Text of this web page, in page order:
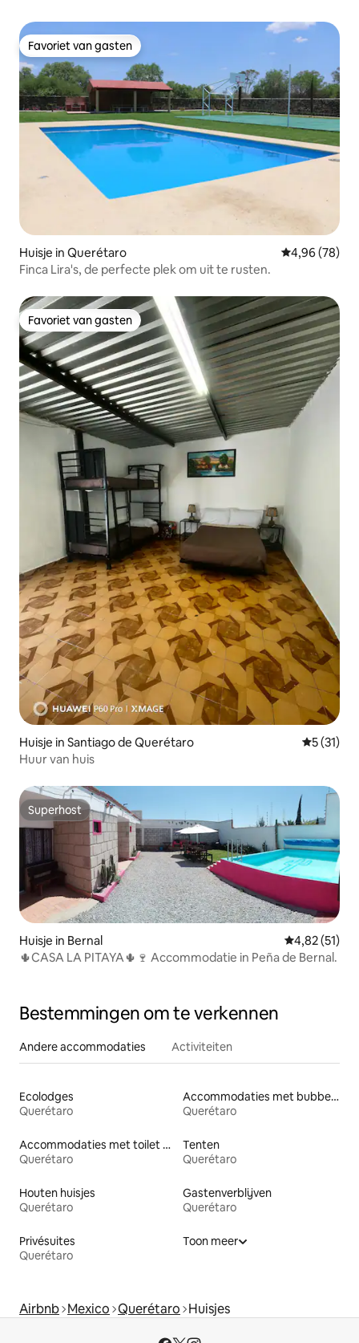
Favoriet van gasten
Favoriet van gasten
Huisje in Querétaro Gemiddelde
4,96 (78)
Finca Lira's, de perfecte plek om uit te rusten.
Favoriet van gasten
Favoriet van gasten
Huisje in Santiago de Querétaro
5 (31)
Huur van huis
Superhost
Superhost
Huisje in Bernal Gemiddelde
4,82 (51)
🌵CASA LA PITAYA🌵🍷 Accommodatie in Peña de Bernal.
Bestemmingen om te verkennen
Andere accommodaties Activiteiten
Ecolodges
Querétaro
Accommodaties met bubbelbad
Querétaro
Accommodaties met toilet op toegankelijke hoogte
Querétaro
Tenten
Querétaro
Houten huisjes
Querétaro
Gastenverblijven
Querétaro
Privésuites
Querétaro
Toon meer
Airbnb Mexico Querétaro Huisjes